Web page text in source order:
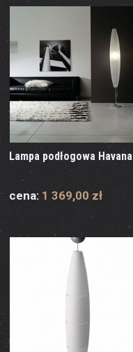
Lampa podłogowa Havana
cena: 1 369,00 zł